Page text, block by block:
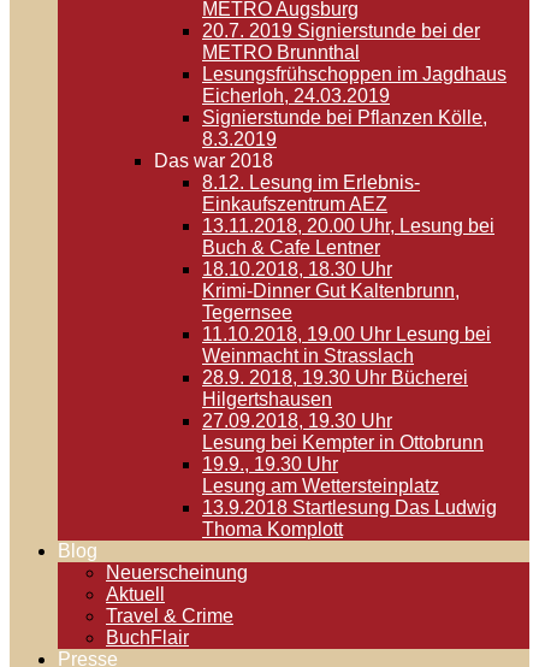
METRO Augsburg
20.7. 2019 Signierstunde bei der
METRO Brunnthal
Lesungsfrühschoppen im Jagdhaus
Eicherloh, 24.03.2019
Signierstunde bei Pflanzen Kölle,
8.3.2019
Das war 2018
8.12. Lesung im Erlebnis-
Einkaufszentrum AEZ
13.11.2018, 20.00 Uhr, Lesung bei
Buch & Cafe Lentner
18.10.2018, 18.30 Uhr
Krimi-Dinner Gut Kaltenbrunn,
Tegernsee
11.10.2018, 19.00 Uhr Lesung bei
Weinmacht in Strasslach
28.9. 2018, 19.30 Uhr Bücherei
Hilgertshausen
27.09.2018, 19.30 Uhr
Lesung bei Kempter in Ottobrunn
19.9., 19.30 Uhr
Lesung am Wettersteinplatz
13.9.2018 Startlesung Das Ludwig
Thoma Komplott
Blog
Neuerscheinung
Aktuell
Travel & Crime
BuchFlair
Presse